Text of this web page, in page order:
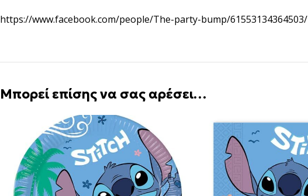
https://www.facebook.com/people/The-party-bump/61553134364503/
Μπορεί επίσης να σας αρέσει…